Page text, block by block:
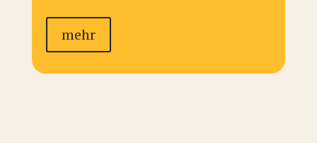
mehr